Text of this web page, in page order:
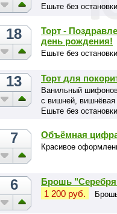
Ешьте без
18
Торт -
день рождения!
Ешьте без
13 Торт для
Ванильный
с вишней, вишнёвая
Ешьте без
7 Объёмная
Красивое
6
Брошь
1 200 руб.